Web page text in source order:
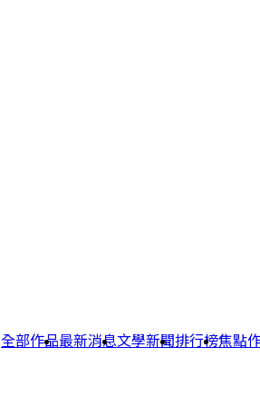
全部作品最新消息文學新聞排行榜焦點